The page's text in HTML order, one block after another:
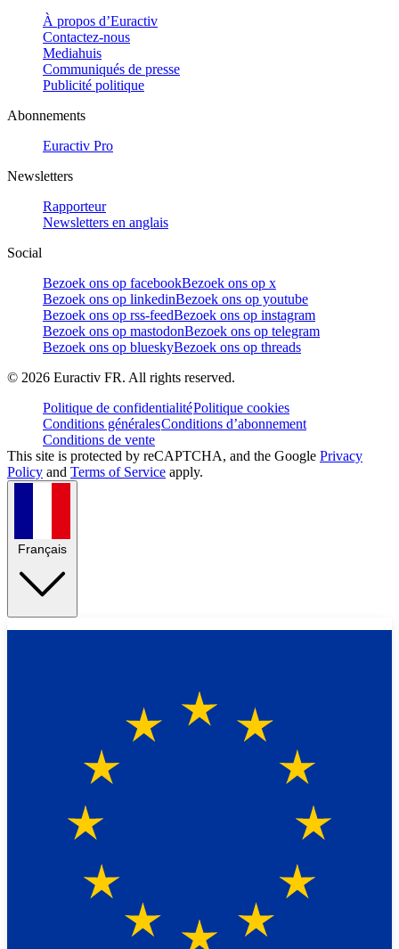
À propos d’Euractiv
Contactez-nous
Mediahuis
Communiqués de presse
Publicité politique
Abonnements
Euractiv Pro
Newsletters
Rapporteur
Newsletters en anglais
Social
Bezoek ons op facebookBezoek ons op x
Bezoek ons op linkedinBezoek ons op youtube
Bezoek ons op rss-feedBezoek ons op instagram
Bezoek ons op mastodonBezoek ons op telegram
Bezoek ons op blueskyBezoek ons op threads
© 2026 Euractiv FR. All rights reserved.
Politique de confidentialitéPolitique cookies
Conditions généralesConditions d’abonnement
Conditions de vente
This site is protected by reCAPTCHA, and the Google Privacy
Policy and Terms of Service apply.
Français